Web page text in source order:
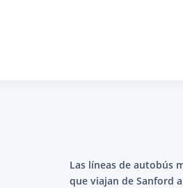
Las líneas de autobús
que viajan de Sanford